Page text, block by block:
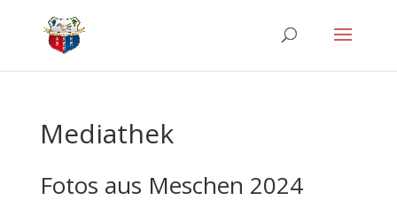
Mediathek
Fotos aus Meschen 2024